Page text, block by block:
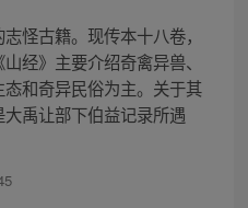
怪古籍。现传本十八卷，
经》主要介绍奇禽异兽、
和奇异民俗为主。关于其
禹让部下伯益记录所遇